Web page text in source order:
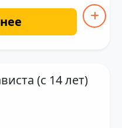
(с 14 лет)